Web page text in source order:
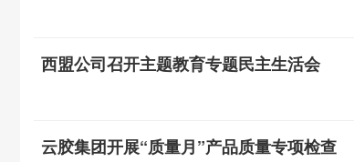
西盟公司召开主题教育专题民主生活会
云胶集团开展“质量月”产品质量专项检查